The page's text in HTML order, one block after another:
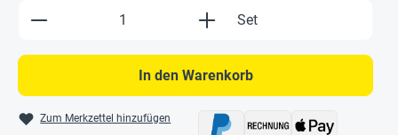
Produkt Anzahl: Gib den gewünschten
Set
In den Warenkorb
Zum Merkzettel hinzufügen